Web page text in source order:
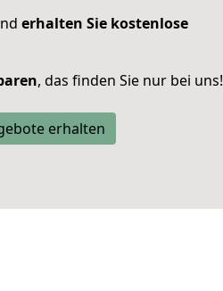
erhalten Sie kostenlose
, das finden Sie nur bei uns!
erhalten